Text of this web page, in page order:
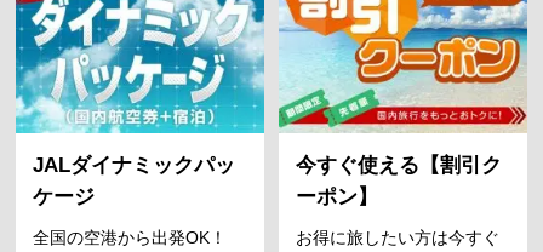
JALダイナミックパッ
ケージ
全国の空港から出発OK！
今すぐ使える【割引ク
ーポン】
お得に旅したい方は今すぐ